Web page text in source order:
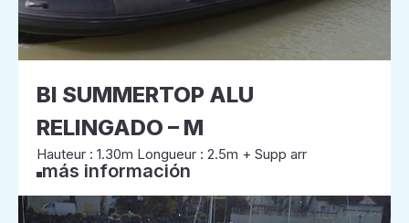
BI SUMMERTOP ALU
RELINGADO – M
Hauteur : 1.30m Longueur : 2.5m + Supp arr
más información